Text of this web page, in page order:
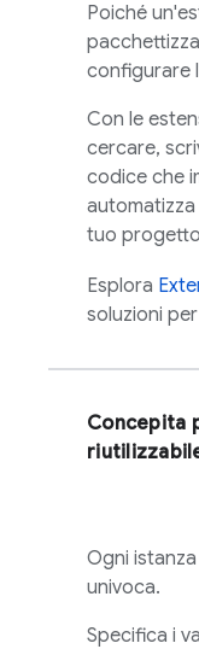
Poiché
configurare
Con le
cercare,
codice che
tuo
Esplora
soluzioni
Concepita
Ogni
univoca.
Specifica i